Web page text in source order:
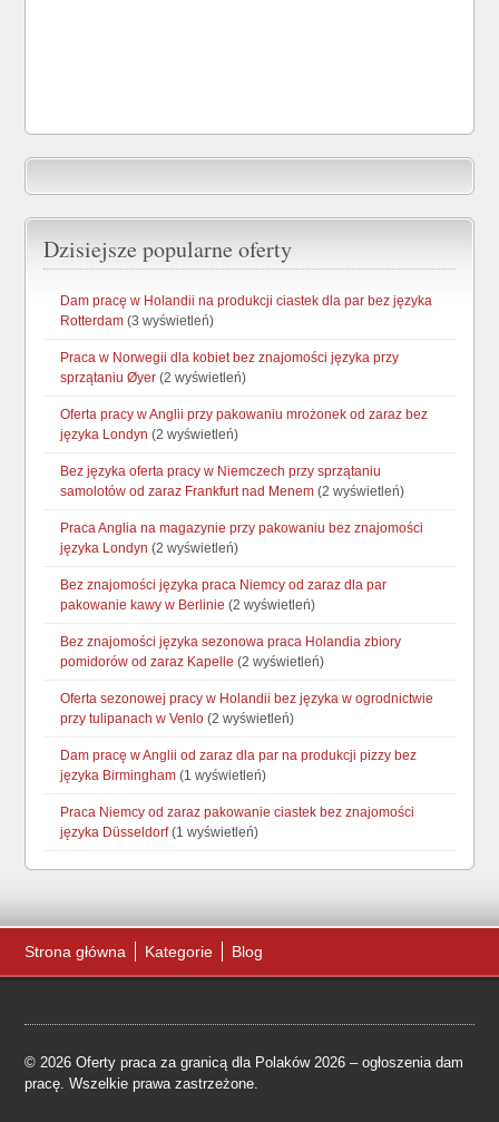
Dzisiejsze popularne oferty
Dam pracę w Holandii na produkcji ciastek dla par bez języka
Rotterdam (3 wyświetleń)
Praca w Norwegii dla kobiet bez znajomości języka przy
sprzątaniu Øyer (2 wyświetleń)
Oferta pracy w Anglii przy pakowaniu mrożonek od zaraz bez
języka Londyn (2 wyświetleń)
Bez języka oferta pracy w Niemczech przy sprzątaniu
samolotów od zaraz Frankfurt nad Menem (2 wyświetleń)
Praca Anglia na magazynie przy pakowaniu bez znajomości
języka Londyn (2 wyświetleń)
Bez znajomości języka praca Niemcy od zaraz dla par
pakowanie kawy w Berlinie (2 wyświetleń)
Bez znajomości języka sezonowa praca Holandia zbiory
pomidorów od zaraz Kapelle (2 wyświetleń)
Oferta sezonowej pracy w Holandii bez języka w ogrodnictwie
przy tulipanach w Venlo (2 wyświetleń)
Dam pracę w Anglii od zaraz dla par na produkcji pizzy bez
języka Birmingham (1 wyświetleń)
Praca Niemcy od zaraz pakowanie ciastek bez znajomości
języka Düsseldorf(1 wyświetleń)
Strona główna Kategorie Blog
© 2026 Oferty praca za granicą dla Polaków 2026 – ogłoszenia dam
pracę. Wszelkie prawa zastrzeżone.